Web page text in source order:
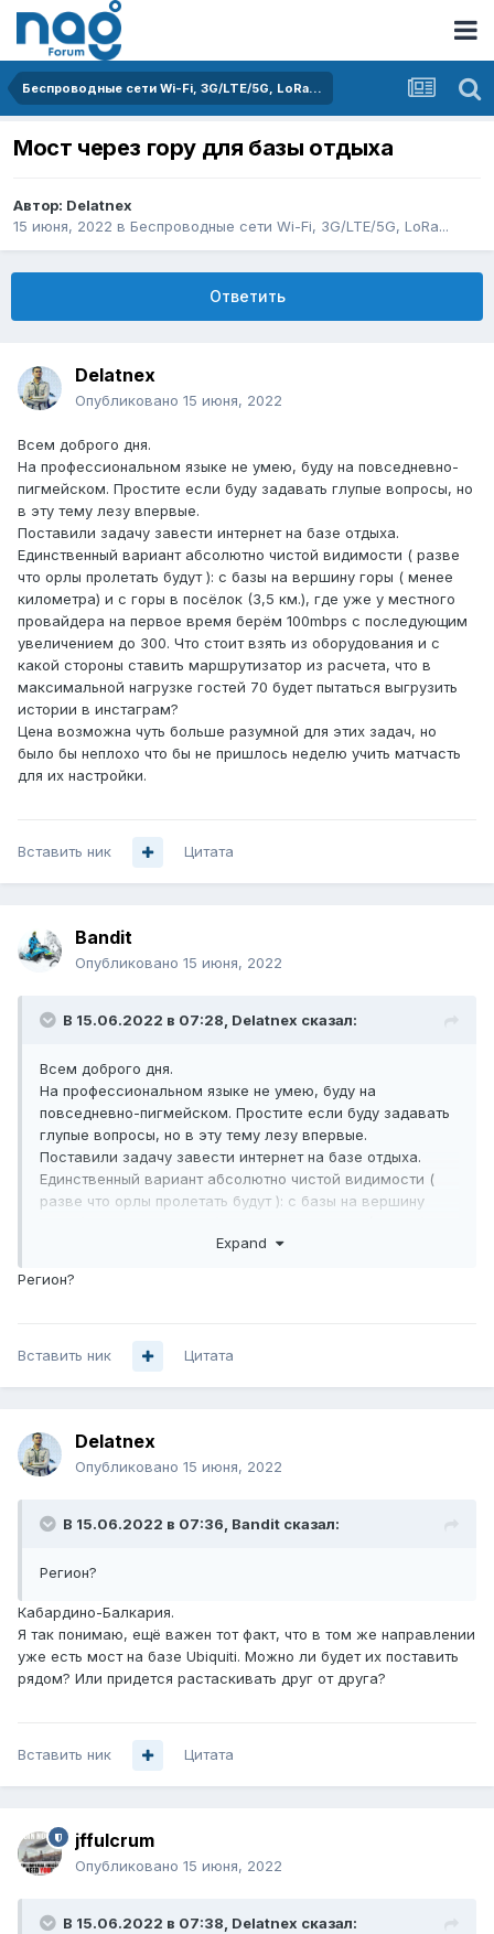
Беспроводные сети Wi-Fi, 3G/LTE/5G, LoRa...
Мост через гору для базы отдыха
Автор: Delatnex
15 июня, 2022 в Беспроводные сети Wi-Fi, 3G/LTE/5G, LoRa...
Ответить
Delatnex
Опубликовано 15 июня, 2022
Всем доброго дня.
На профессиональном языке не умею, буду на повседневно-
пигмейском. Простите если буду задавать глупые вопросы, но
в эту тему лезу впервые.
Поставили задачу завести интернет на базе отдыха.
Единственный вариант абсолютно чистой видимости ( разве
что орлы пролетать будут ): с базы на вершину горы ( менее
километра) и с горы в посёлок (3,5 км.), где уже у местного
провайдера на первое время берём 100mbps с последующим
увеличением до 300. Что стоит взять из оборудования и с
какой стороны ставить маршрутизатор из расчета, что в
максимальной нагрузке гостей 70 будет пытаться выгрузить
истории в инстаграм?
Цена возможна чуть больше разумной для этих задач, но
было бы неплохо что бы не пришлось неделю учить матчасть
для их настройки.
Вставить ник Цитата
Bandit
Опубликовано 15 июня, 2022
В 15.06.2022 в 07:28, Delatnex сказал:
Всем доброго дня.
На профессиональном языке не умею, буду на
повседневно-пигмейском. Простите если буду задавать
глупые вопросы, но в эту тему лезу впервые.
Поставили задачу завести интернет на базе отдыха.
Единственный вариант абсолютно чистой видимости (
разве что орлы пролетать будут ): с базы на вершину
уже у местного провайдера на первое время берём
взять из оборудования и с какой стороны ставить
инстаграм?
Expand
Регион?
Вставить ник Цитата
Delatnex
Опубликовано 15 июня, 2022
В 15.06.2022 в 07:36, Bandit сказал:
Регион?
Кабардино-Балкария.
Я так понимаю, ещё важен тот факт, что в том же направлении
уже есть мост на базе Ubiquiti. Можно ли будет их поставить
рядом? Или придется растаскивать друг от друга?
Вставить ник Цитата
jffulcrum
Опубликовано 15 июня, 2022
В 15.06.2022 в 07:38, Delatnex сказал: